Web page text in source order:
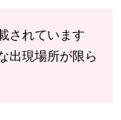
されています
出現場所が限ら